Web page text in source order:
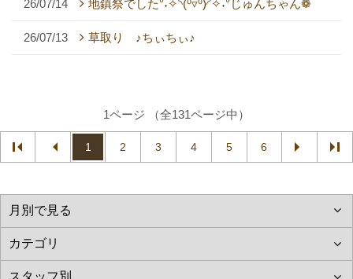
26/07/14 地鎮祭でした°˖✧◝(⁰▿⁰)◜✧˖°じゅんちゃん❁
26/07/13 草取り ♪ちぃちぃ♪
1ページ （全131ページ中）
1 2 3 4 5 6